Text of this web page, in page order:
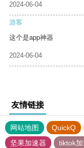
2024-06-04
游客
这个是app神器
2024-06-04
友情链接
网站地图 QuickQ
坚果加速器
tiktok